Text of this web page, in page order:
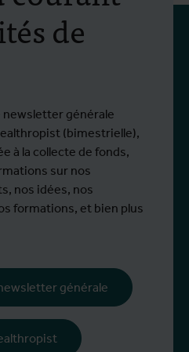
en
et
Vereecken et
`à l'IMT, ont
de formation
en
d'une bourse de
de
générale
(bimestrielle),
à la collecte de fonds,
sur nos
nos idées, nos
formations, et bien plus
générale